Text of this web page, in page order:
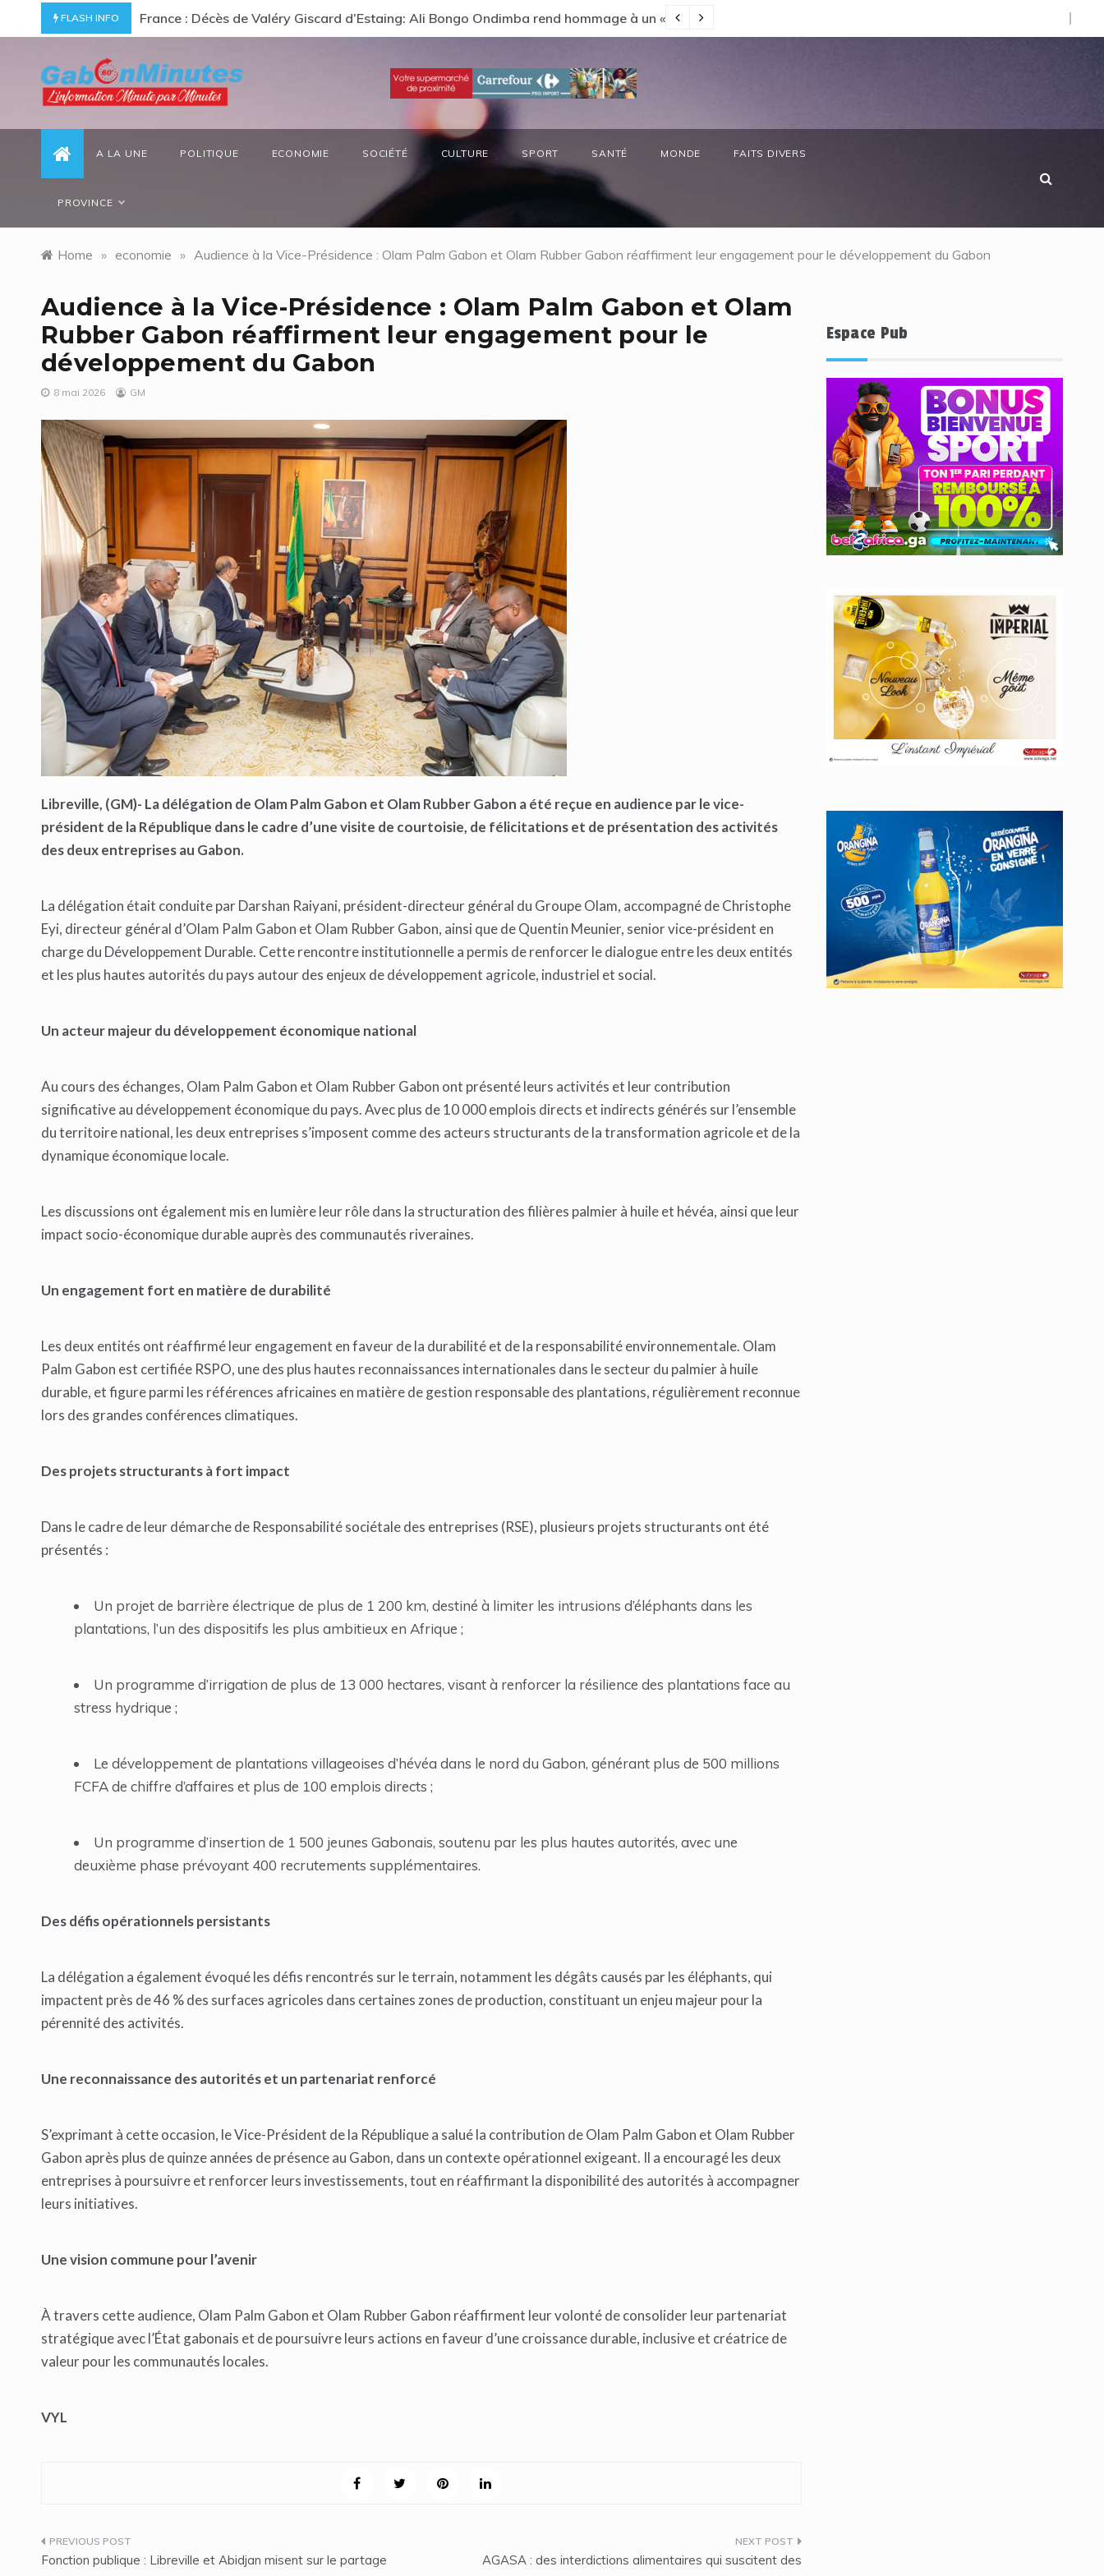
FLASH INFO
à un « passionné d’Afrique »Gabon/ Le ministre des Eaux et Forêts préside la réunion annuelle du Comité National Ozone (CNO).
gabonminutes.com
A LA UNE POLITIQUE ECONOMIE SOCIÉTÉ CULTURE SPORT SANTÉ MONDE FAITS DIVERS
PROVINCE
Home » economie » Audience à la Vice-Présidence : Olam Palm Gabon et Olam Rubber Gabon réaffirment leur engagement pour le développement du Gabon
Audience à la Vice-Présidence : Olam Palm Gabon et Olam
Rubber Gabon réaffirment leur engagement pour le
développement du Gabon
8 mai 2026 GM
Libreville, (GM)- La délégation de Olam Palm Gabon et Olam Rubber Gabon a été reçue en audience par le vice-
président de la République dans le cadre d’une visite de courtoisie, de félicitations et de présentation des activités
des deux entreprises au Gabon.
La délégation était conduite par Darshan Raiyani, président-directeur général du Groupe Olam, accompagné de Christophe
Eyi, directeur général d’Olam Palm Gabon et Olam Rubber Gabon, ainsi que de Quentin Meunier, senior vice-président en
charge du Développement Durable. Cette rencontre institutionnelle a permis de renforcer le dialogue entre les deux entités
et les plus hautes autorités du pays autour des enjeux de développement agricole, industriel et social.
Un acteur majeur du développement économique national
Au cours des échanges, Olam Palm Gabon et Olam Rubber Gabon ont présenté leurs activités et leur contribution
significative au développement économique du pays. Avec plus de 10 000 emplois directs et indirects générés sur l’ensemble
du territoire national, les deux entreprises s’imposent comme des acteurs structurants de la transformation agricole et de la
dynamique économique locale.
Les discussions ont également mis en lumière leur rôle dans la structuration des filières palmier à huile et hévéa, ainsi que leur
impact socio-économique durable auprès des communautés riveraines.
Un engagement fort en matière de durabilité
Les deux entités ont réaffirmé leur engagement en faveur de la durabilité et de la responsabilité environnementale. Olam
Palm Gabon est certifiée RSPO, une des plus hautes reconnaissances internationales dans le secteur du palmier à huile
durable, et figure parmi les références africaines en matière de gestion responsable des plantations, régulièrement reconnue
lors des grandes conférences climatiques.
Des projets structurants à fort impact
Dans le cadre de leur démarche de Responsabilité sociétale des entreprises (RSE), plusieurs projets structurants ont été
présentés :
Un projet de barrière électrique de plus de 1 200 km, destiné à limiter les intrusions d’éléphants dans les
plantations, l’un des dispositifs les plus ambitieux en Afrique ;
Un programme d’irrigation de plus de 13 000 hectares, visant à renforcer la résilience des plantations face au
stress hydrique ;
Le développement de plantations villageoises d’hévéa dans le nord du Gabon, générant plus de 500 millions
FCFA de chiffre d’affaires et plus de 100 emplois directs ;
Un programme d’insertion de 1 500 jeunes Gabonais, soutenu par les plus hautes autorités, avec une
deuxième phase prévoyant 400 recrutements supplémentaires.
Des défis opérationnels persistants
La délégation a également évoqué les défis rencontrés sur le terrain, notamment les dégâts causés par les éléphants, qui
impactent près de 46 % des surfaces agricoles dans certaines zones de production, constituant un enjeu majeur pour la
pérennité des activités.
Une reconnaissance des autorités et un partenariat renforcé
S’exprimant à cette occasion, le Vice-Président de la République a salué la contribution de Olam Palm Gabon et Olam Rubber
Gabon après plus de quinze années de présence au Gabon, dans un contexte opérationnel exigeant. Il a encouragé les deux
entreprises à poursuivre et renforcer leurs investissements, tout en réaffirmant la disponibilité des autorités à accompagner
leurs initiatives.
Une vision commune pour l’avenir
À travers cette audience, Olam Palm Gabon et Olam Rubber Gabon réaffirment leur volonté de consolider leur partenariat
stratégique avec l’État gabonais et de poursuivre leurs actions en faveur d’une croissance durable, inclusive et créatrice de
valeur pour les communautés locales.
VYL
Navigation
Fonction publique : Libreville et Abidjan misent sur le partage
AGASA : des interdictions alimentaires qui suscitent des
Espace Pub